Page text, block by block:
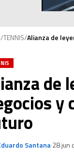
/TENNIS/Alianza de
de
y
Santana·28 jun